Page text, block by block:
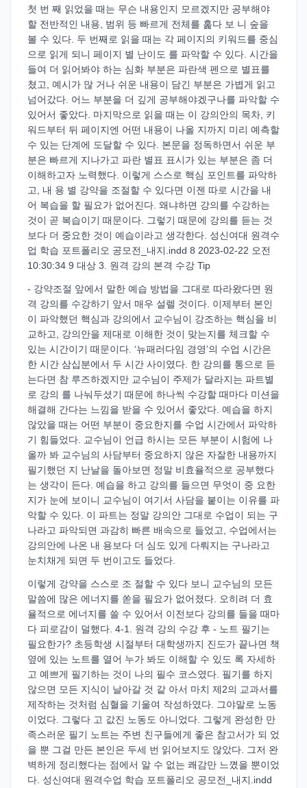
첫 번 째 읽었을 때는 무슨 내용인지 모르겠지만 공부해야
할 전반적인 내용, 범위 등 빠르게 전체를 훑다 보 니 숲을
볼 수 있다. 두 번째로 읽을 때는 각 페이지의 키워드를 중심
으로 읽게 되니 페이지 별 난이도 를 파악할 수 있다. 시간을
들여 더 읽어봐야 하는 심화 부분은 파란색 펜으로 별표를
쳤고, 예시가 많 거나 쉬운 내용이 담긴 부분은 가볍게 읽고
넘어갔다. 어느 부분을 더 깊게 공부해야겠구나를 파악할 수
있어서 좋았다. 마지막으로 읽을 때는 이 강의안의 목차, 키
워드부터 뒤 페이지엔 어떤 내용이 나올 지까지 미리 예측할
수 있는 단계에 도달할 수 있다. 본문을 정독하면서 쉬운 부
분은 빠르게 지나가고 파란 별표 표시가 있는 부분은 좀 더
이해하고자 노력했다. 이렇게 스스로 핵심 포인트를 파악하
고, 내 용 별 강약을 조절할 수 있다면 이젠 따로 시간을 내
어 복습을 할 필요가 없어진다. 왜냐하면 강의를 수강하는
것이 곧 복습이기 때문이다. 그렇기 때문에 강의를 듣는 것
보다 더 중요한 것이 예습이라고 생각한다. 성신여대 원격수
업 학습 포트폴리오 공모전_내지.indd 8 2023-02-22 오전
10:30:34 9 대상 3. 원격 강의 본격 수강 Tip
- 강약조절 앞에서 말한 예습 방법을 그대로 따라왔다면 원
격 강의를 수강하기 앞서 매우 설렐 것이다. 이제부터 본인
이 파악했던 핵심과 강의에서 교수님이 강조하는 핵심을 비
교하고, 강의안을 제대로 이해한 것이 맞는지를 체크할 수
있는 시간이기 때문이다. ‘뉴패러다임 경영’의 수업 시간은
한 시간 삼십분에서 두 시간 사이였다. 한 강의를 통으로 듣
는다면 참 루즈하겠지만 교수님이 주제가 달라지는 파트별
로 강의 를 나눠두셨기 때문에 하나씩 수강할 때마다 미션을
해결해 간다는 느낌을 받을 수 있어서 좋았다. 예습을 하지
않았을 때는 어떤 부분이 중요한지를 수업 시간에서 파악하
기 힘들었다. 교수님이 언급 하시는 모든 부분이 시험에 나
올까 봐 교수님의 사담부터 중요하지 않은 자잘한 내용까지
필기했던 지 난날을 돌아보면 정말 비효율적으로 공부했다
는 생각이 든다. 예습을 하고 강의를 들으면 무엇이 중 요한
지가 눈에 보이니 교수님이 여기서 사담을 붙이는 이유를 파
악할 수 있다. 이 파트는 정말 강의안 그대로 수업이 되는 구
나라고 파악되면 과감히 빠른 배속으로 들었고, 수업에서는
강의안에 나온 내 용보다 더 심도 있게 다뤄지는 구나라고
눈치채게 되면 두 번이고도 들었다.
이렇게 강약을 스스로 조 절할 수 있다 보니 교수님의 모든
말씀에 많은 에너지를 쏟을 필요가 없어졌다. 오히려 더 효
율적으로 에너지를 쓸 수 있어서 이전보다 강의를 들을 때마
다 피로감이 덜했다. 4-1. 원격 강의 수강 후 - 노트 필기는
필요한가? 초등학생 시절부터 대학생까지 진도가 끝나면 책
옆에 있는 노트를 열어 누가 봐도 이해할 수 있도 록 자세하
고 예쁘게 필기하는 것이 나의 필수 코스였다. 필기를 하지
않으면 모든 지식이 날아갈 것 같 아서 마치 제2의 교과서를
제작하는 것처럼 심혈을 기울여 작성하였다. 그야말로 노동
이었다. 그렇다 고 값진 노동도 아니었다. 그렇게 완성한 만
족스러운 필기 노트는 주변 친구들에게 좋은 참고서가 되 었
을 뿐 그걸 만든 본인은 두세 번 읽어보지도 않았다. 그저 완
벽하게 정리했다는 점에서 알 수 없는 쾌감만 느꼈을 뿐이었
다. 성신여대 원격수업 학습 포트폴리오 공모전_내지.indd